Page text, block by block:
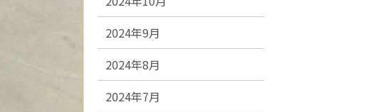
2024年9月
2024年8月
2024年7月